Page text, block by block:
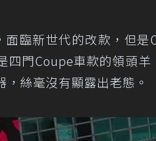
臨新世代的改款，但是
四門Coupe車款的領頭羊
絲毫沒有顯露出老態。